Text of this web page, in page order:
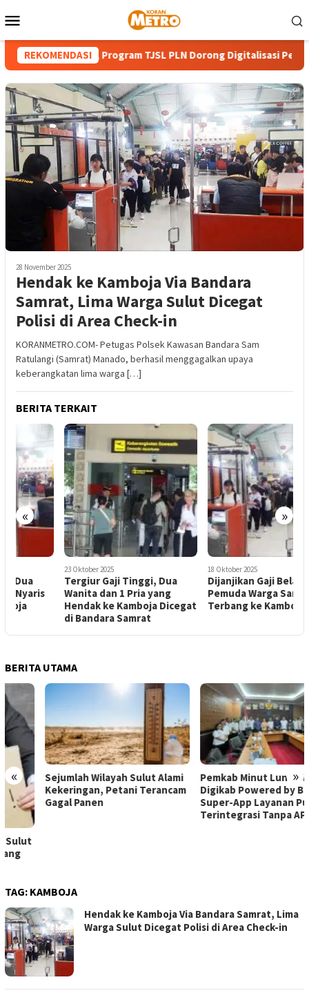
ke
Mobile
REKOMENDASI
ke-81 RI, Program TJSL PLN Dorong Digitalisasi Pendidikan
28 November 2025
Hendak ke Kamboja Via Bandara
Samrat, Lima Warga Sulut Dicegat
Polisi di Area Check-in
KORANMETRO.COM- Petugas Polsek Kawasan Bandara Sam
Ratulangi (Samrat) Manado, berhasil menggagalkan upaya
keberangkatan lima warga […]
BERITA TERKAIT
« »
23 Oktober 2025
Tergiur Gaji Tinggi, Dua
Wanita dan 1 Pria yang
Hendak ke Kamboja Dicegat
di Bandara Samrat
18 Oktober 2025
Dijanjikan Gaji Belasan Juta,
Pemuda Warga Sario Nyaris
Terbang ke Kamboja
BERITA UTAMA
« »
Sejumlah Wilayah Sulut Alami
Kekeringan, Petani Terancam
Gagal Panen
Pemkab Minut Luncurkan
Digikab Powered by Balé,
Super-App Layanan Publik
Terintegrasi Tanpa APBD
TAG: KAMBOJA
Hendak ke Kamboja Via Bandara Samrat, Lima
Warga Sulut Dicegat Polisi di Area Check-in